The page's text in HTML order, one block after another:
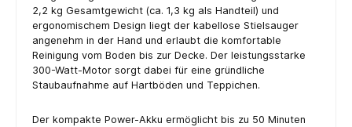
2,2 kg Gesamtgewicht (ca. 1,3 kg als Handteil) und
ergonomischem Design liegt der kabellose Stielsauger
angenehm in der Hand und erlaubt die komfortable
Reinigung vom Boden bis zur Decke. Der leistungsstarke
300-Watt-Motor sorgt dabei für eine gründliche
Staubaufnahme auf Hartböden und Teppichen.
Der kompakte Power-Akku ermöglicht bis zu 50 Minuten